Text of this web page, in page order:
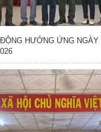
HƯỞNG ỨNG NGÀY